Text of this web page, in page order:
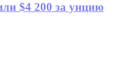
$4 200 за унцию